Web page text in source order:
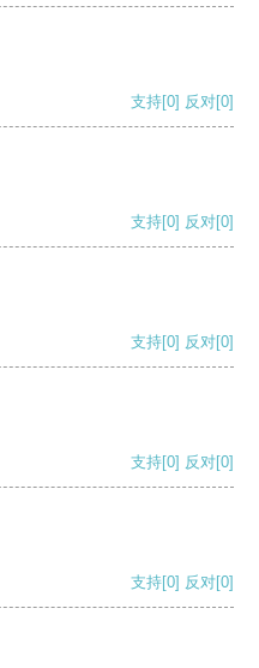
支持[0] 反对[0]
支持[0] 反对[0]
支持[0] 反对[0]
支持[0] 反对[0]
支持[0] 反对[0]